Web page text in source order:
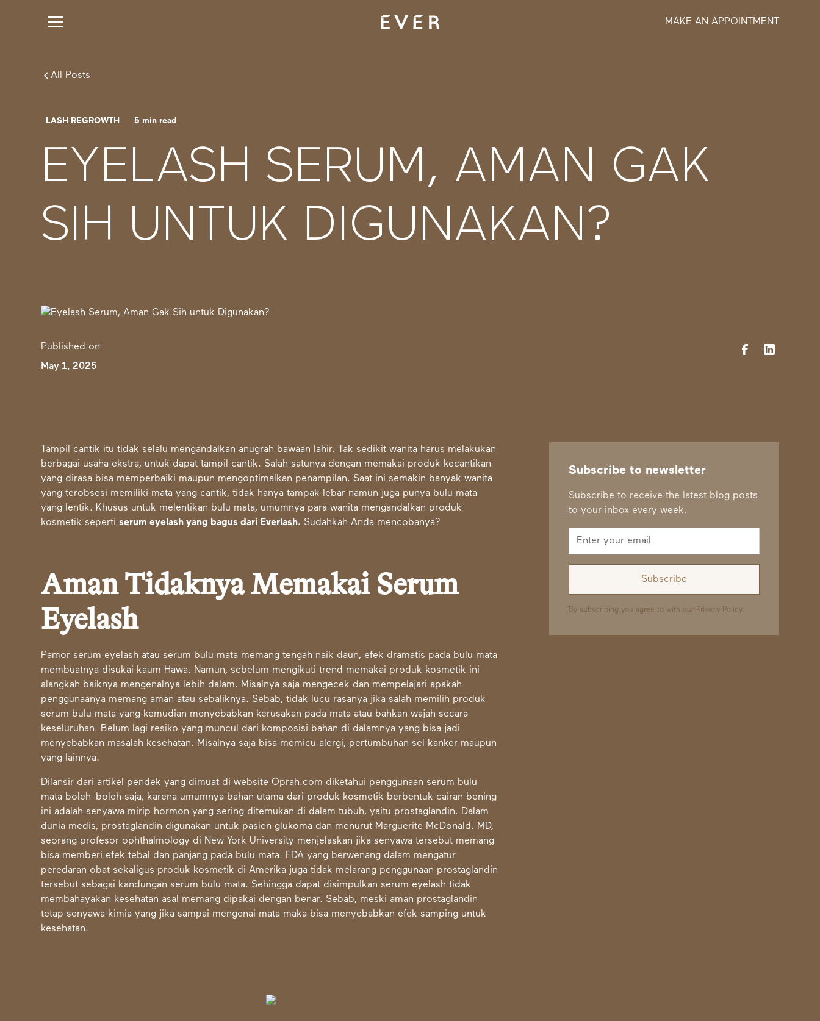
MAKE AN APPOINTMENT
All Posts
LASH REGROWTH 5 min read
EYELASH SERUM, AMAN GAK
SIH UNTUK DIGUNAKAN?
Published on
May 1, 2025
Tampil cantik itu tidak selalu mengandalkan anugrah bawaan lahir. Tak sedikit wanita harus melakukan
berbagai usaha ekstra, untuk dapat tampil cantik. Salah satunya dengan memakai produk kecantikan
yang dirasa bisa memperbaiki maupun mengoptimalkan penampilan. Saat ini semakin banyak wanita
yang terobsesi memiliki mata yang cantik, tidak hanya tampak lebar namun juga punya bulu mata
yang lentik. Khusus untuk melentikan bulu mata, umumnya para wanita mengandalkan produk
kosmetik sepertiserum eyelash yang bagus dari Everlash. Sudahkah Anda mencobanya?
Aman Tidaknya Memakai Serum
Eyelash
Pamor serum eyelash atau serum bulu mata memang tengah naik daun, efek dramatis pada bulu mata
membuatnya disukai kaum Hawa. Namun, sebelum mengikuti trend memakai produk kosmetik ini
alangkah baiknya mengenalnya lebih dalam. Misalnya saja mengecek dan mempelajari apakah
penggunaanya memang aman atau sebaliknya. Sebab, tidak lucu rasanya jika salah memilih produk
serum bulu mata yang kemudian menyebabkan kerusakan pada mata atau bahkan wajah secara
keseluruhan. Belum lagi resiko yang muncul dari komposisi bahan di dalamnya yang bisa jadi
menyebabkan masalah kesehatan. Misalnya saja bisa memicu alergi, pertumbuhan sel kanker maupun
yang lainnya.
Dilansir dari artikel pendek yang dimuat di website Oprah.com diketahui penggunaan serum bulu
mata boleh-boleh saja, karena umumnya bahan utama dari produk kosmetik berbentuk cairan bening
ini adalah senyawa mirip hormon yang sering ditemukan di dalam tubuh, yaitu prostaglandin. Dalam
dunia medis, prostaglandin digunakan untuk pasien glukoma dan menurut Marguerite McDonald. MD,
seorang profesor ophthalmology di New York University menjelaskan jika senyawa tersebut memang
bisa memberi efek tebal dan panjang pada bulu mata. FDA yang berwenang dalam mengatur
peredaran obat sekaligus produk kosmetik di Amerika juga tidak melarang penggunaan prostaglandin
tersebut sebagai kandungan serum bulu mata. Sehingga dapat disimpulkan serum eyelash tidak
membahayakan kesehatan asal memang dipakai dengan benar. Sebab, meski aman prostaglandin
tetap senyawa kimia yang jika sampai mengenai mata maka bisa menyebabkan efek samping untuk
kesehatan.
Subscribe to newsletter
Subscribe to receive the latest blog posts
to your inbox every week.
By subscribing you agree to with our Privacy Policy.